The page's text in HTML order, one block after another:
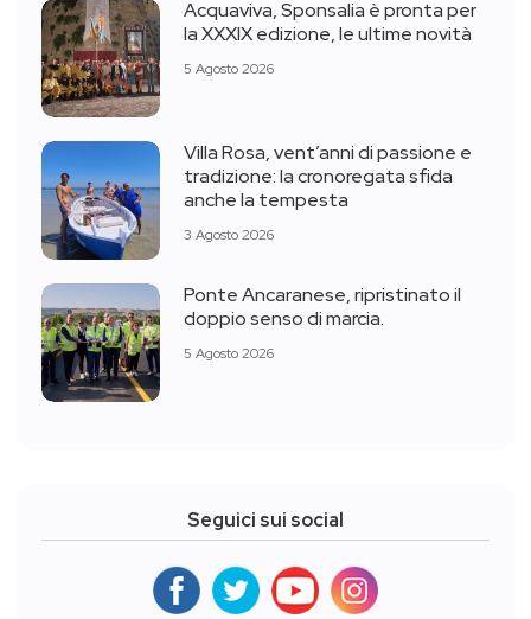
Acquaviva, Sponsalia è pronta per
la XXXIX edizione, le ultime novità
5 Agosto 2026
Villa Rosa, vent’anni di passione e
tradizione: la cronoregata sfida
anche la tempesta
3 Agosto 2026
Ponte Ancaranese, ripristinato il
doppio senso di marcia.
5 Agosto 2026
Seguici sui social